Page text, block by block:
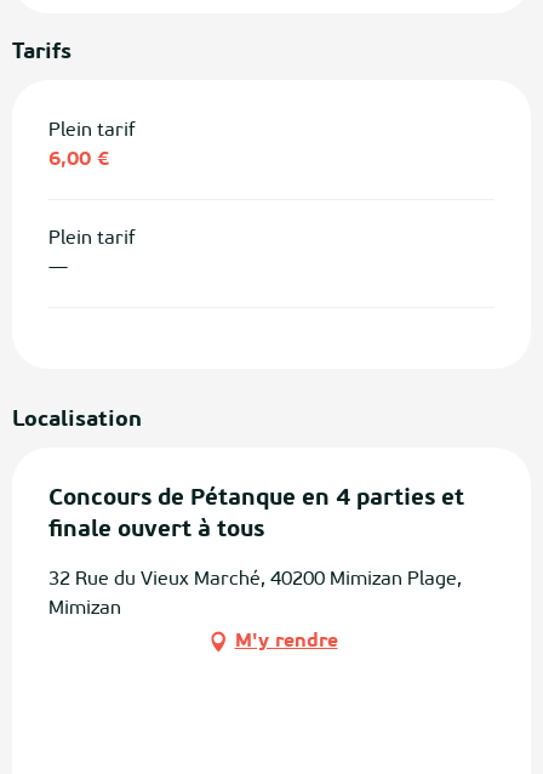
Tarifs
Plein tarif
6,00 €
Plein tarif
—
Localisation
Concours de Pétanque en 4 parties et
finale ouvert à tous
32 Rue du Vieux Marché, 40200 Mimizan Plage,
Mimizan
M'y rendre